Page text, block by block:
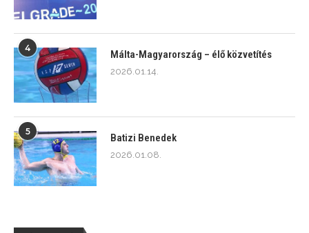
4
Málta-Magyarország – élő közvetítés
2026.01.14.
5
Batizi Benedek
2026.01.08.